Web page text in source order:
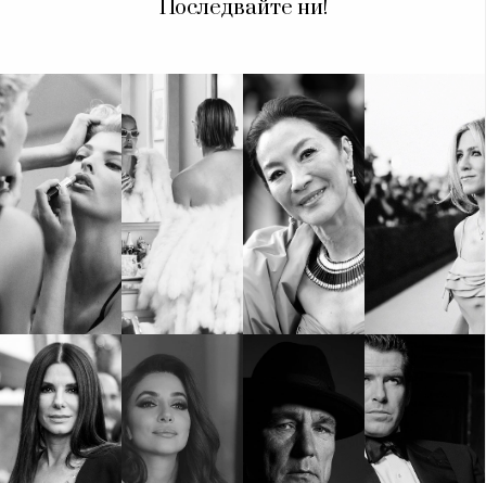
Последвайте ни!
Wellness
ModerenDom
СЛЕДВАЙТЕ НИ
Facebook Instagram Twitter
Pinterest
YouTube
Spotify Soundcloud
Ако нашият сайт ви харесва, можете да се абонирате за
седмичния ни нюзлетър тук:
© 2026, HighViewArt | Всички права запазени